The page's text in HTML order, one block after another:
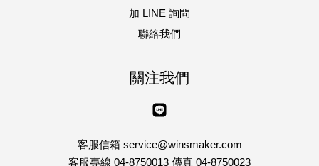
加 LINE 詢問
聯絡我們
關注我們
客服信箱 service@winsmaker.com
客服專線 04-8750013 傳真 04-8750023